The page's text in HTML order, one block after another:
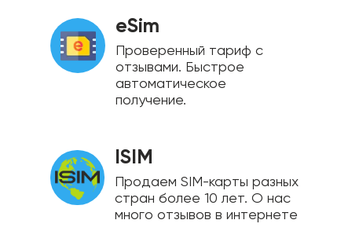
eSim
ISIM
Проверенный тариф с
отзывами. Быстрое
автоматическое
получение.
Продаем SIM-карты разных
стран более 10 лет. О нас
много отзывов в интернете